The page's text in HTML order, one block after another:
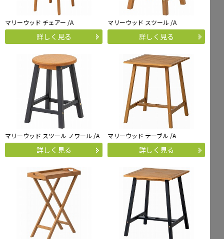
マリーウッド チェアー /A
詳しく見る
マリーウッド スツール /A
詳しく見る
マリーウッド スツール ノワール /A
詳しく見る
マリーウッド テーブル /A
詳しく見る